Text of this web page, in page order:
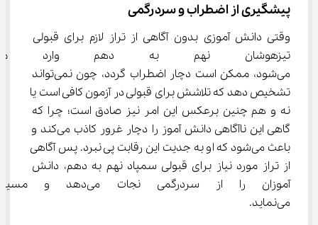
پیشگیری از اضطراب و سردرگمی
وقتی دانش آموزی بدون آگاهی از تراز لازم برای قبولی
تیزهوشان نهم به دهم وارد
می‌شود، ممکن است دچار اضطراب گردد، چون نمی‌تواند
تشخیص دهد که تلاشش برای قبولی در آزمون کافی است یا
نه و هم چنین برعکس این امر نیز صادق است؛ چرا که
گاهی این ناآگاهی دانش آموز را دچار غرور کاذب می‌کند و
باعث می‌شود که او به جدیت این رقابت پی نبرد. پس آگاهی
از تراز مورد نیاز برای قبولی سمپاد نهم به دهم، دانش
آموزان را از سردرگمی
می‌نماید.